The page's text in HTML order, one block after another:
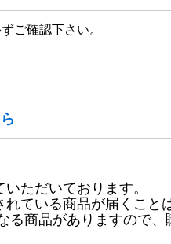
ご確認下さい。
ただいております。
ている商品が届くこと
る商品がありますので、